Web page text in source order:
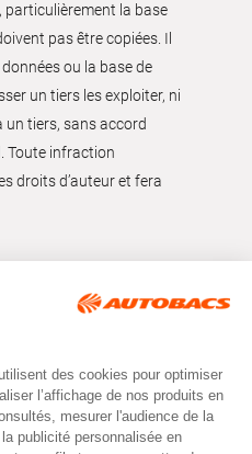
particulièrement la base
pas être copiées. Il
ou la base de
un tiers les exploiter, ni
un tiers, sans accord
Toute infraction
droits d’auteur et fera
Autobacs